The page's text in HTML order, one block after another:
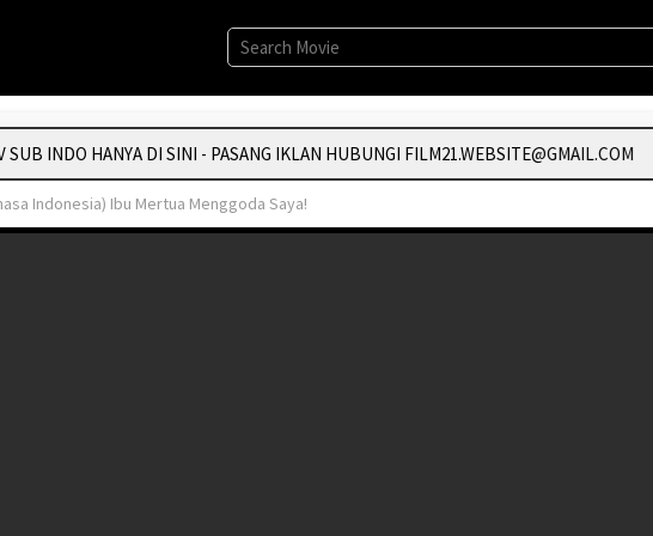
INDO HANYA DI SINI - PASANG IKLAN HUBUNGI FILM21.WEBSITE@GMAIL.COM
Indonesia) Ibu Mertua Menggoda Saya!